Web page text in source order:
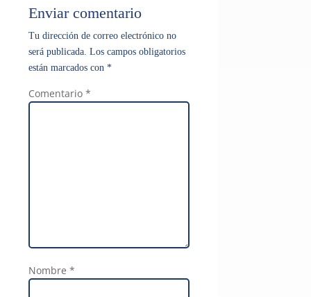
Enviar comentario
Tu dirección de correo electrónico no
será publicada. Los campos obligatorios
están marcados con *
Comentario *
Nombre *